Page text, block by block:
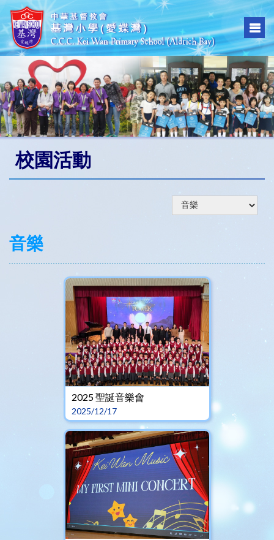
校園活動
音樂
2025 聖誕音樂會
2025/12/17